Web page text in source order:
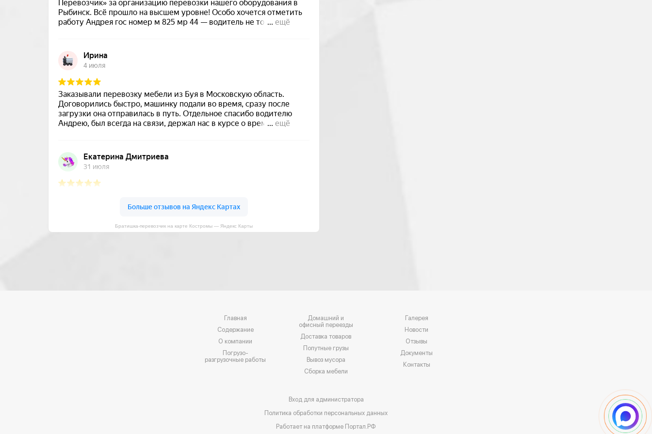
Братишка-перевозчик на карте Костромы — Яндекс Карты
Главная
Содержание
О компании
Погрузо-
разгрузочные работы
Домашний и
офисный переезды
Доставка товаров
Попутные грузы
Вывоз мусора
Сборка мебели
Галерея
Новости
Отзывы
Документы
Контакты
Вход для администратора
Политика обработки персональных данных
Работает на платформе Портал.РФ